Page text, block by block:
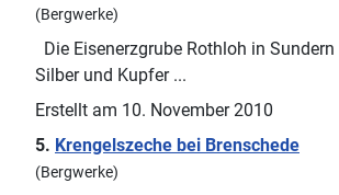
(Bergwerke)
Die Eisenerzgrube Rothloh in Sundern
Silber und Kupfer ...
Erstellt am 10. November 2010
5. Krengelszeche bei Brenschede
(Bergwerke)